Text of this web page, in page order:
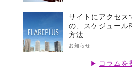
サイトにアクセス
の、スケジュール
方法
お知らせ
コラムを